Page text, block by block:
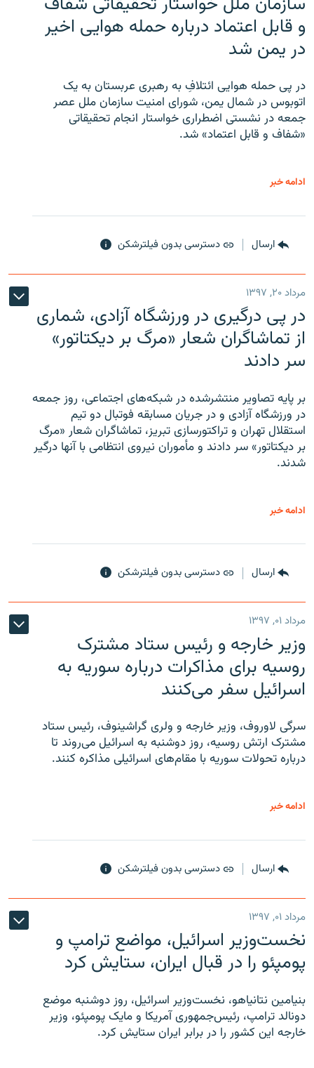
و قابل اعتماد درباره حمله هوایی اخیر
در یمن شد
در پی حمله هوایی ائتلافِ به رهبری عربستان به یک
اتوبوس در شمال یمن، شورای امنیت سازمان ملل عصر
جمعه در نشستی اضطراری خواستار انجام تحقیقاتی
«شفاف و قابل اعتماد» شد.
ادامه خبر
ارسال دسترسی بدون فیلترشکن
مرداد ۲۰, ۱۳۹۷
در پی درگیری در ورزشگاه آزادی، شماری
از تماشاگران شعار «مرگ بر دیکتاتور»
سر دادند
بر پایه تصاویر منتشرشده در شبکه‌های اجتماعی، روز جمعه
در ورزشگاه آزادی و در جریان مسابقه فوتبال دو تیم
استقلال تهران و تراکتورسازی تبریز، تماشاگران شعار «مرگ
بر دیکتاتور» سر دادند و مأموران نیروی انتظامی با آنها درگیر
شدند.
ادامه خبر
ارسال دسترسی بدون فیلترشکن
مرداد ۰۱, ۱۳۹۷
وزیر خارجه و رئیس‌ ستاد مشترک
روسیه برای مذاکرات درباره سوریه به
اسرائیل سفر می‌کنند
سرگی لاوروف، وزیر خارجه و ولری گراشینوف، رئیس ستاد
مشترک ارتش روسیه، روز دوشنبه به اسرائیل می‌روند تا
درباره تحولات سوریه با مقام‌های اسرائیلی مذاکره کنند.
ادامه خبر
ارسال دسترسی بدون فیلترشکن
مرداد ۰۱, ۱۳۹۷
نخست‌وزیر اسرائیل، مواضع ترامپ و
پومپئو را در قبال ایران، ستایش کرد
بنیامین نتانیاهو، نخست‌وزیر اسرائیل، روز دوشنبه موضع
دونالد ترامپ، رئیس‌جمهوری آمریکا و مایک پومپئو، وزیر
خارجه این کشور را در برابر ایران ستایش کرد.